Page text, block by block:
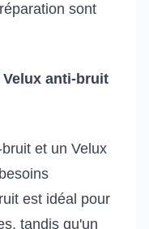
sont
anti-bruit
et un Velux
est idéal pour
tandis qu'un